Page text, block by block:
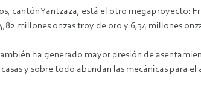
cantón Yantzaza, está el otro megaproyecto:
millones onzas troy de oro y 6,34 millones
ha generado mayor presión de
y sobre todo abundan las mecánicas para el